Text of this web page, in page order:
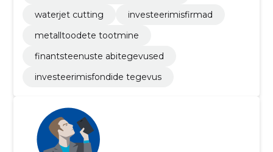
waterjet cutting
investeerimisfirmad
metalltoodete tootmine
finantsteenuste abitegevused
investeerimisfondide tegevus